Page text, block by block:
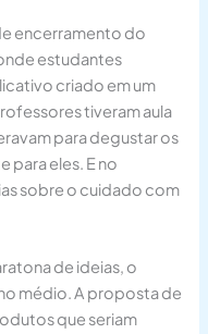
encerramento do
estudantes
criado em um
tiveram aula
para degustar os
eles. E no
sobre o cuidado com
de ideias, o
médio. A proposta de
que seriam